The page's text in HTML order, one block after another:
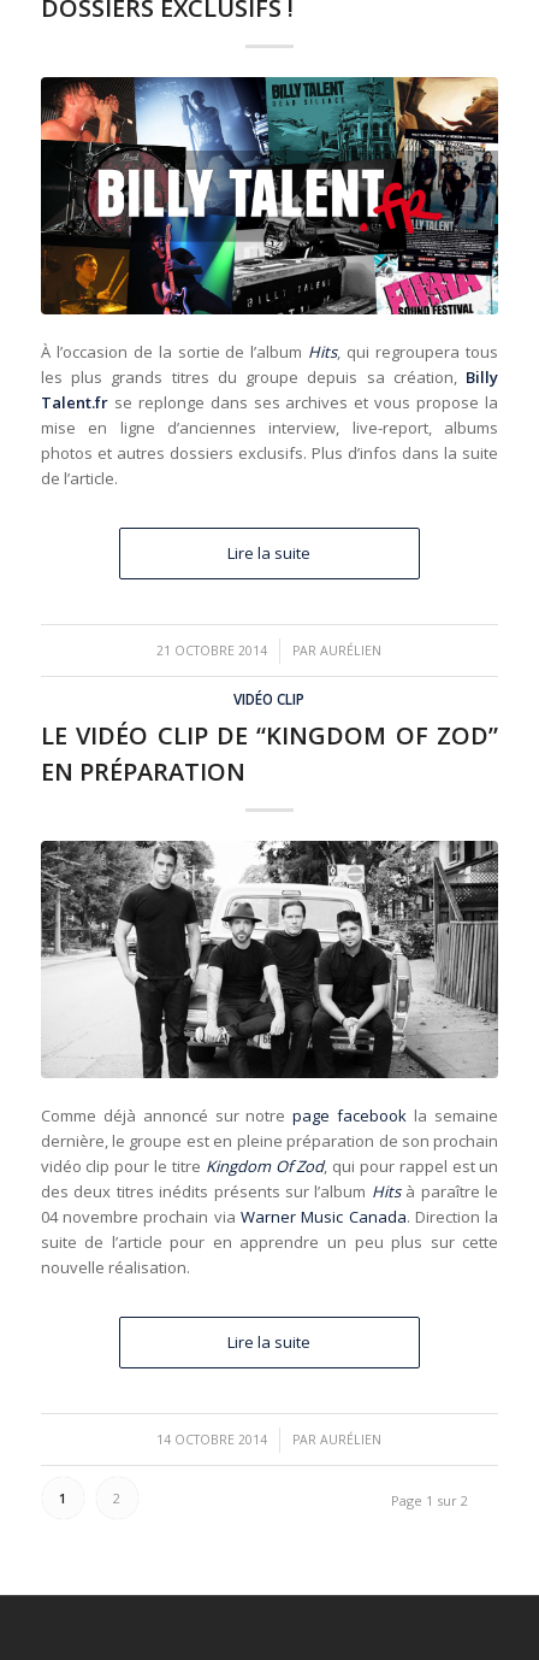
DOSSIERS EXCLUSIFS !
À l’occasion de la sortie de l’album Hits, qui regroupera tous
les plus grands titres du groupe depuis sa création, Billy
Talent.frse replonge dans ses archives et vous propose la
mise en ligne d’anciennes interview, live-report, albums
photos et autres dossiers exclusifs. Plus d’infos dans la suite
de l’article.
Lire la suite
21 OCTOBRE 2014
/ PARAURÉLIEN
VIDÉO CLIP
LE VIDÉO CLIP DE “KINGDOM OF ZOD”
EN PRÉPARATION
Comme déjà annoncé sur notrepage facebook la semaine
dernière, le groupe est en pleine préparation de son prochain
vidéo clip pour le titre Kingdom Of Zod, qui pour rappel est un
des deux titres inédits présents sur l’album Hitsà paraître le
04 novembre prochain via Warner Music Canada. Direction la
suite de l’article pour en apprendre un peu plus sur cette
nouvelle réalisation.
Lire la suite
14 OCTOBRE 2014
/ PARAURÉLIEN
Page 1 sur 2
1 2